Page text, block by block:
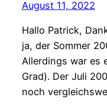
August 11, 2022
Hallo Patrick,
ja, der Sommer
Allerdings war es
Grad). Der Juli
noch